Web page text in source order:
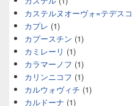
カステルヌオーヴォ=テデスコ
カプレ (1)
カプースチン (1)
カミレーリ (1)
カラマーノフ (1)
カリンニコフ (1)
カルウォヴィチ (1)
カルドーナ (1)